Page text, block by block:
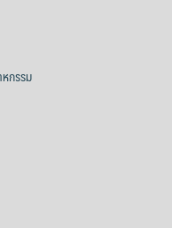
กรรม